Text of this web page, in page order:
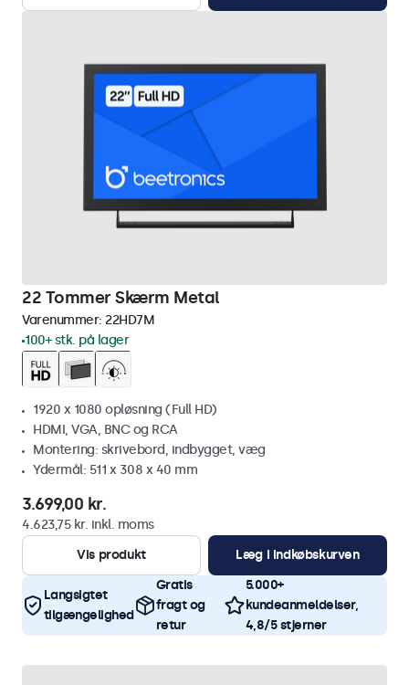
22 Tommer Skærm Metal
Varenummer: 22HD7M
100+ stk. på lager
1920 x 1080 opløsning (Full HD)
HDMI, VGA, BNC og RCA
Montering: skrivebord, indbygget, væg
Ydermål: 511 x 308 x 40 mm
3.699,00 kr.
4.623,75 kr. inkl. moms
Vis produkt
Læg i indkøbskurven
Langsigtet
tilgængelighed
Gratis
fragt og
retur
5.000+
kundeanmeldelser,
4,8/5 stjerner